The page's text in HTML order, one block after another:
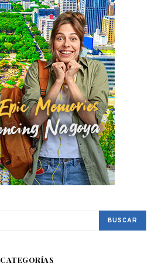
BUSCAR
CATEGORÍAS